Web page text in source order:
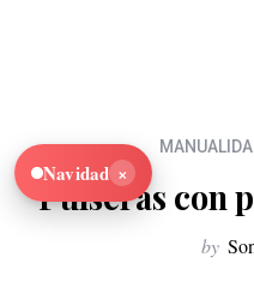
Pulseras con
by
Navidad ×